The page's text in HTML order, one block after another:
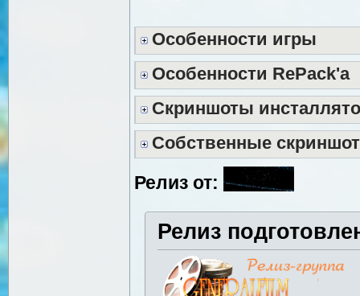
Особенности игры
Особенности RePack'a
Скриншоты
Собственные
Релиз от:
Релиз